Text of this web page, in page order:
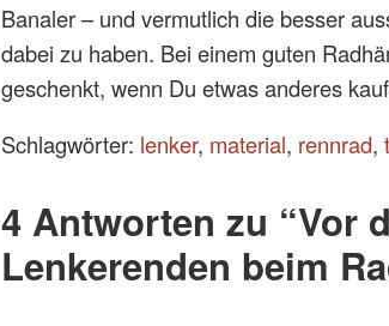
Banaler – und vermutlich die besser
dabei zu haben. Bei einem guten
geschenkt, wenn Du etwas anderes
Schlagwörter: lenker, material, rennrad,
4 Antworten zu “Vor
Lenkerenden beim